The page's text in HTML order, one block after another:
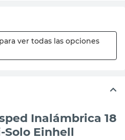
para ver todas las opciones
Inalámbrica 18
Solo Einhell